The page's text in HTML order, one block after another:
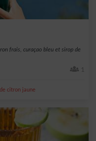
frais, curaçao bleu et sirop de
1
citron jaune